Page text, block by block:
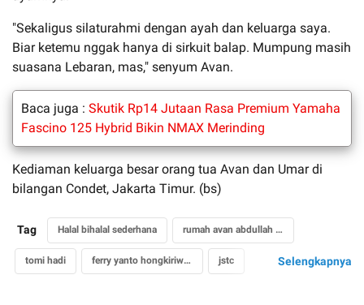
"Sekaligus silaturahmi dengan ayah dan keluarga saya.
Biar ketemu nggak hanya di sirkuit balap. Mumpung masih
suasana Lebaran, mas," senyum Avan.
Baca juga : Skutik Rp14 Jutaan Rasa Premium Yamaha
Fascino 125 Hybrid Bikin NMAX Merinding
Kediaman keluarga besar orang tua Avan dan Umar di
bilangan Condet, Jakarta Timur. (bs)
Tag Halal bihalal sederhana rumah avan abdullah di condet
tomi hadi ferry yanto hongkiriwang jstc Selengkapnya